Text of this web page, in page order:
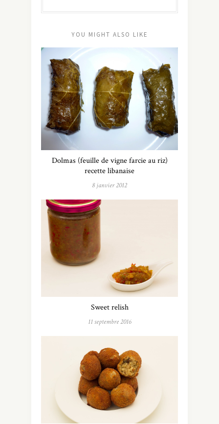
YOU MIGHT ALSO LIKE
Dolmas (feuille de vigne farcie au riz)
recette libanaise
8 janvier 2012
Sweet relish
11 septembre 2016